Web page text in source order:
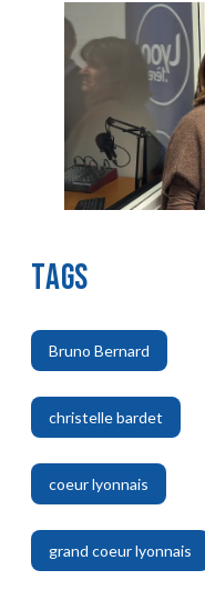
TAGS
Bruno Bernard
,
christelle bardet
,
coeur lyonnais
,
grand coeur lyonnais
,